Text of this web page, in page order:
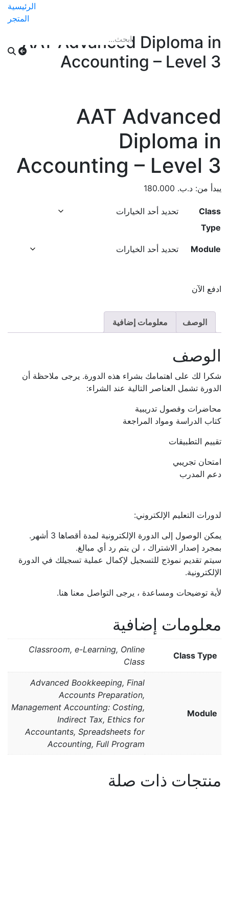
الرئيسية
المتجر
AAT Advanced Diploma in
Accounting – Level 3
AAT Advanced
Diploma in
Accounting – Level 3
يبدأ من: د.ب. 180.000
Class
Type
Module
كمية
Advanced
Diploma
Accounting
-
Level
3
ادفع الآن
الوصف معلومات إضافية
الوصف
شكرا لك على اهتمامك بشراء هذه الدورة. يرجى ملاحظة أن
الدورة تشمل العناصر التالية عند الشراء:
محاضرات وفصول تدريبية
كتاب الدراسة ومواد المراجعة
تقييم التطبيقات
امتحان تجريبي
دعم المدرب
لدورات التعليم الإلكتروني:
يمكن الوصول إلى الدورة الإلكترونية لمدة أقصاها 3 أشهر.
بمجرد إصدار الاشتراك ، لن يتم رد أي مبالغ.
سيتم تقديم نموذج للتسجيل لإكمال عملية تسجيلك في الدورة
الإلكترونية.
لأية توضيحات ومساعدة ، يرجى التواصل معنا هنا.
معلومات إضافية
Class Type
Classroom, e-Learning, Online
Class
Module
Advanced Bookkeeping, Final
Accounts Preparation,
Management Accounting: Costing,
Indirect Tax, Ethics for
Accountants, Spreadsheets for
Accounting, Full Program
منتجات ذات صلة